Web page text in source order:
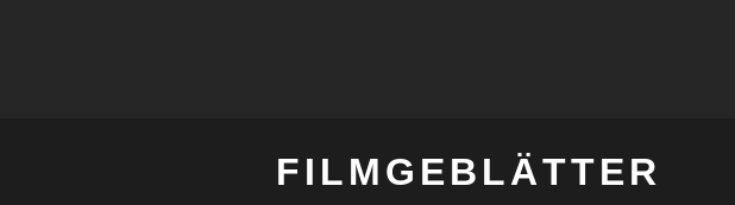
FILMGEBLÄTTER